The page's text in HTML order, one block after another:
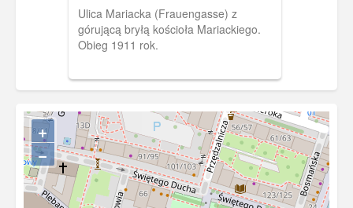
Ulica Mariacka (Frauengasse) z
górującą bryłą kościoła Mariackiego.
Obieg 1911 rok.
+
−